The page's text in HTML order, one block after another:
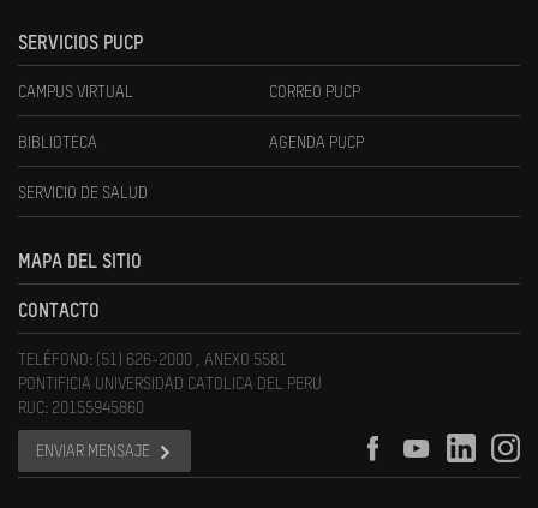
SERVICIOS PUCP
CAMPUS VIRTUAL CORREO PUCP
BIBLIOTECA AGENDA PUCP
SERVICIO DE SALUD
MAPA DEL SITIO
CONTACTO
TELÉFONO: (51) 626-2000 , ANEXO 5581
PONTIFICIA UNIVERSIDAD CATOLICA DEL PERU
RUC: 20155945860
ENVIAR MENSAJE